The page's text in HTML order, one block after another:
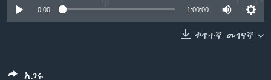
0:00 1:00:00
ቀጥተኛ መገናኛ
አጋሩ